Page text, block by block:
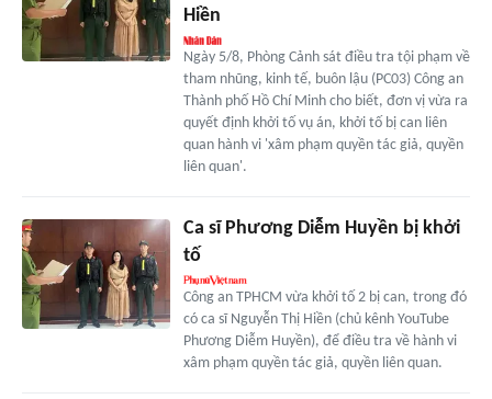
Hiền
Ngày 5/8, Phòng Cảnh sát điều tra tội phạm về
tham nhũng, kinh tế, buôn lậu (PC03) Công an
Thành phố Hồ Chí Minh cho biết, đơn vị vừa ra
quyết định khởi tố vụ án, khởi tố bị can liên
quan hành vi 'xâm phạm quyền tác giả, quyền
liên quan'.
Ca sĩ Phương Diễm Huyền bị khởi
tố
Công an TPHCM vừa khởi tố 2 bị can, trong đó
có ca sĩ Nguyễn Thị Hiền (chủ kênh YouTube
Phương Diễm Huyền), để điều tra về hành vi
xâm phạm quyền tác giả, quyền liên quan.